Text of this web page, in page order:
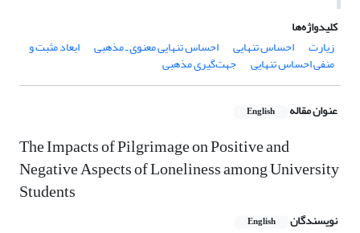
کلیدواژه‌ها
زیارت
احساس تنهایی احساس تنهایی معنوی ـ مذهبی ابعاد مثبت و
منفی احساس تنهایی جهت‌گیری مذهبی
عنوان مقاله English
The Impacts of Pilgrimage on Positive and
Negative Aspects of Loneliness among University
Students
نویسندگان English